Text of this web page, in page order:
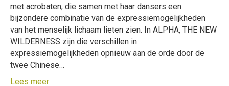
met acrobaten, die samen met haar dansers een
bijzondere combinatie van de expressiemogelijkheden
van het menselijk lichaam lieten zien. In ALPHA, THE NEW
WILDERNESS zijn die verschillen in
expressiemogelijkheden opnieuw aan de orde door de
twee Chinese…
Lees meer